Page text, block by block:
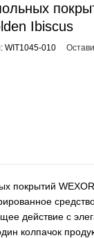
Ibiscus
WIT1045-010
покрытий
действие с
колпачок